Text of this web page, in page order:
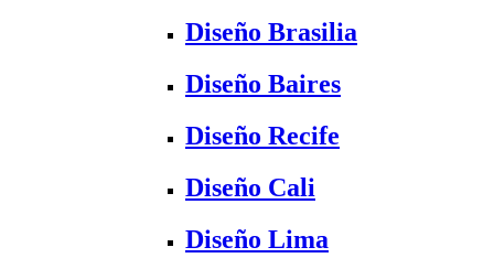
Diseño Brasilia
Diseño Baires
Diseño Recife
Diseño Cali
Diseño Lima